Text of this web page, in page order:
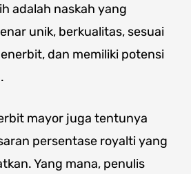
adalah naskah yang
unik, berkualitas, sesuai
dan memiliki potensi
mayor juga tentunya
persentase royalti yang
Yang mana, penulis